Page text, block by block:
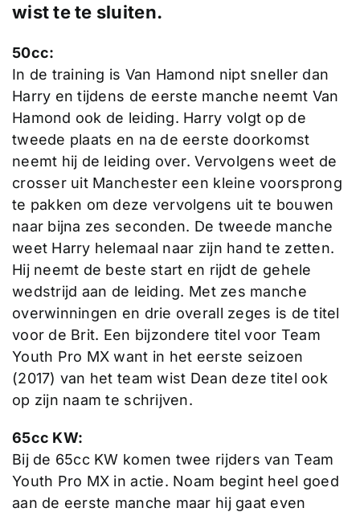
wist te te sluiten.
50cc:
In de training is Van Hamond nipt sneller dan
Harry en tijdens de eerste manche neemt Van
Hamond ook de leiding. Harry volgt op de
tweede plaats en na de eerste doorkomst
neemt hij de leiding over. Vervolgens weet de
crosser uit Manchester een kleine voorsprong
te pakken om deze vervolgens uit te bouwen
naar bijna zes seconden. De tweede manche
weet Harry helemaal naar zijn hand te zetten.
Hij neemt de beste start en rijdt de gehele
wedstrijd aan de leiding. Met zes manche
overwinningen en drie overall zeges is de titel
voor de Brit. Een bijzondere titel voor Team
Youth Pro MX want in het eerste seizoen
(2017) van het team wist Dean deze titel ook
op zijn naam te schrijven.
65cc KW:
Bij de 65cc KW komen twee rijders van Team
Youth Pro MX in actie. Noam begint heel goed
aan de eerste manche maar hij gaat even